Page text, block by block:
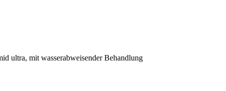
ultra, mit wasserabweisender Behandlung